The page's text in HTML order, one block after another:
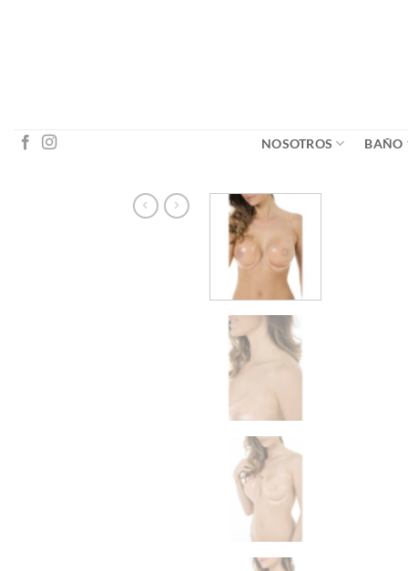
NOSOTROS BAÑO